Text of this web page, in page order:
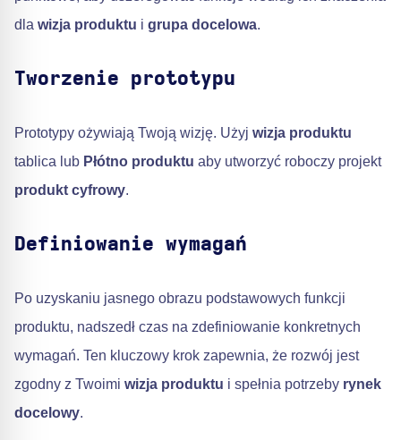
dla wizja produktu i grupa docelowa.
Tworzenie prototypu
Prototypy ożywiają Twoją wizję. Użyj wizja produktu
tablica lub Płótno produktu aby utworzyć roboczy projekt
produkt cyfrowy.
Definiowanie wymagań
Po uzyskaniu jasnego obrazu podstawowych funkcji
produktu, nadszedł czas na zdefiniowanie konkretnych
wymagań. Ten kluczowy krok zapewnia, że rozwój jest
zgodny z Twoimi wizja produktu i spełnia potrzeby rynek
docelowy.